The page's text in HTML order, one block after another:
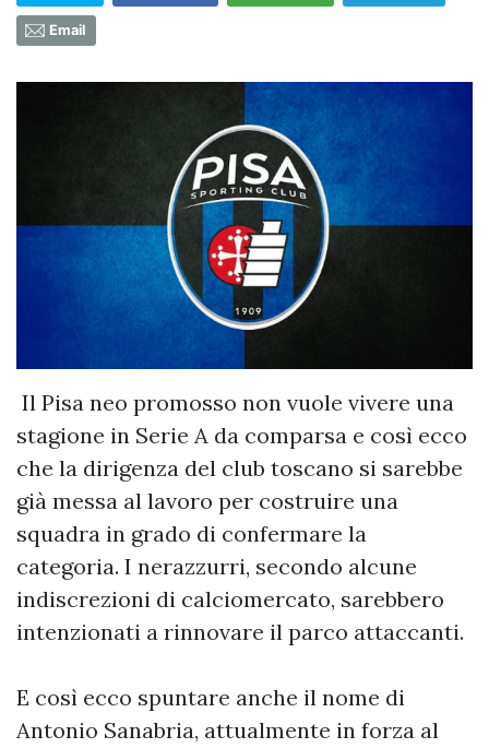
Email
Il Pisa neo promosso non vuole vivere una
stagione in Serie A da comparsa e così ecco
che la dirigenza del club toscano si sarebbe
già messa al lavoro per costruire una
squadra in grado di confermare la
categoria. I nerazzurri, secondo alcune
indiscrezioni di calciomercato, sarebbero
intenzionati a rinnovare il parco attaccanti.
E così ecco spuntare anche il nome di
Antonio Sanabria, attualmente in forza al